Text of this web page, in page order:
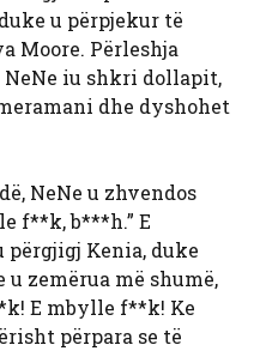
u përpjekur të
Moore. Përleshja
iu shkri dollapit,
dhe dyshohet
NeNe u zhvendos
f**k, b***h.” E
përgjigj Kenia, duke
u zemërua më shumë,
E mbylle f**k! Ke
përpara se të